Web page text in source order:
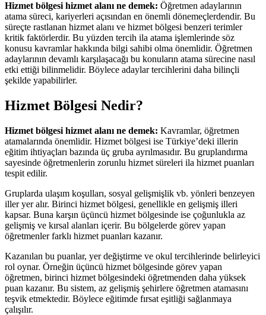
Hizmet bölgesi hizmet alanı ne demek: Öğretmen adaylarının
atama süreci, kariyerleri açısından en önemli dönemeçlerdendir. Bu
süreçte rastlanan hizmet alanı ve hizmet bölgesi benzeri terimler
kritik faktörlerdir. Bu yüzden tercih ila atama işlemlerinde söz
konusu kavramlar hakkında bilgi sahibi olma önemlidir. Öğretmen
adaylarının devamlı karşılaşacağı bu konuların atama sürecine nasıl
etki ettiği bilinmelidir. Böylece adaylar tercihlerini daha bilinçli
şekilde yapabilirler.
Hizmet Bölgesi Nedir?
Hizmet bölgesi hizmet alanı ne demek: Kavramlar, öğretmen
atamalarında önemlidir. Hizmet bölgesi ise Türkiye’deki illerin
eğitim ihtiyaçları bazında üç gruba ayrılmasıdır. Bu gruplandırma
sayesinde öğretmenlerin zorunlu hizmet süreleri ila hizmet puanları
tespit edilir.
Gruplarda ulaşım koşulları, sosyal gelişmişlik vb. yönleri benzeyen
iller yer alır. Birinci hizmet bölgesi, genellikle en gelişmiş illeri
kapsar. Buna karşın üçüncü hizmet bölgesinde ise çoğunlukla az
gelişmiş ve kırsal alanları içerir. Bu bölgelerde görev yapan
öğretmenler farklı hizmet puanları kazanır.
Kazanılan bu puanlar, yer değiştirme ve okul tercihlerinde belirleyici
rol oynar. Örneğin üçüncü hizmet bölgesinde görev yapan
öğretmen, birinci hizmet bölgesindeki öğretmenden daha yüksek
puan kazanır. Bu sistem, az gelişmiş şehirlere öğretmen atamasını
teşvik etmektedir. Böylece eğitimde fırsat eşitliği sağlanmaya
çalışılır.